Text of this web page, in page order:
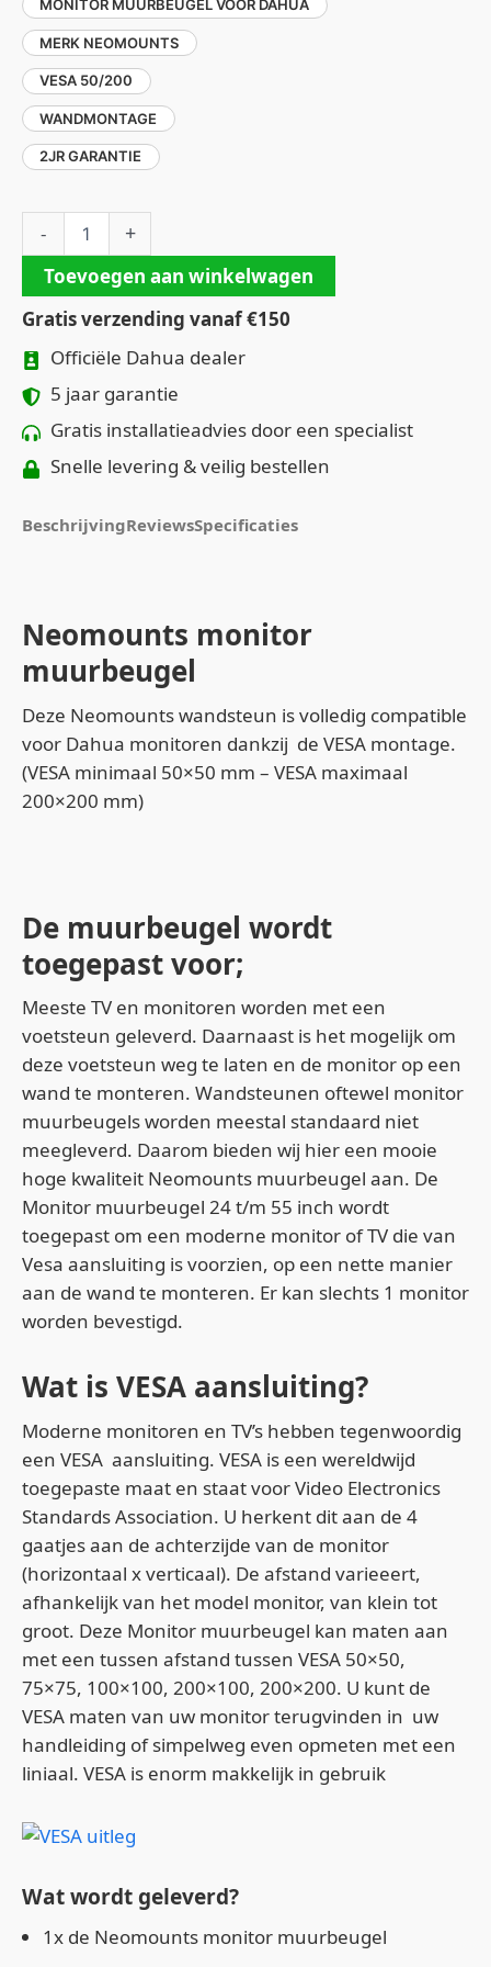
MONITOR MUURBEUGEL VOOR DAHUA
MERK NEOMOUNTS
VESA 50/200
WANDMONTAGE
2JR GARANTIE
- +
Toevoegen aan winkelwagen
Gratis verzending vanaf €150
Officiële Dahua dealer
5 jaar garantie
Gratis installatieadvies door een specialist
Snelle levering & veilig bestellen
BeschrijvingReviewsSpecificaties
Neomounts monitor
muurbeugel
Deze Neomounts wandsteun is volledig compatible
voor Dahua monitoren dankzij de VESA montage.
(VESA minimaal 50×50 mm – VESA maximaal
200×200 mm)
De muurbeugel wordt
toegepast voor;
Meeste TV en monitoren worden met een
voetsteun geleverd. Daarnaast is het mogelijk om
deze voetsteun weg te laten en de monitor op een
wand te monteren. Wandsteunen oftewel monitor
muurbeugels worden meestal standaard niet
meegleverd. Daarom bieden wij hier een mooie
hoge kwaliteit Neomounts muurbeugel aan. De
Monitor muurbeugel 24 t/m 55 inch wordt
toegepast om een moderne monitor of TV die van
Vesa aansluiting is voorzien, op een nette manier
aan de wand te monteren. Er kan slechts 1 monitor
worden bevestigd.
Wat is VESA aansluiting?
Moderne monitoren en TV’s hebben tegenwoordig
een VESA aansluiting. VESA is een wereldwijd
toegepaste maat en staat voor Video Electronics
Standards Association. U herkent dit aan de 4
gaatjes aan de achterzijde van de monitor
(horizontaal x verticaal). De afstand varieeert,
afhankelijk van het model monitor, van klein tot
groot. Deze Monitor muurbeugel kan maten aan
met een tussen afstand tussen VESA 50×50,
75×75, 100×100, 200×100, 200×200. U kunt de
VESA maten van uw monitor terugvinden in uw
handleiding of simpelweg even opmeten met een
liniaal. VESA is enorm makkelijk in gebruik
Wat wordt geleverd?
1x de Neomounts monitor muurbeugel